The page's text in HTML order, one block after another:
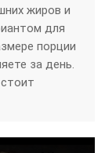
жиров и
для
порции
за день.